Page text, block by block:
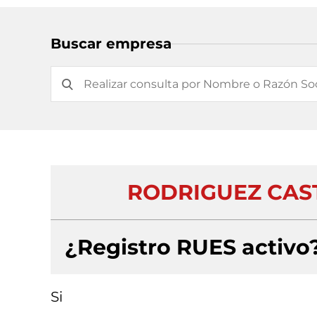
Buscar empresa
RODRIGUEZ
¿Registro RUES
Si